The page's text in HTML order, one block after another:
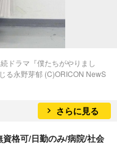
ドラマ『僕たちがやりまし
る永野芽郁 (C)ORICON NewS
さらに見る
資格可/日勤のみ/病院/社会